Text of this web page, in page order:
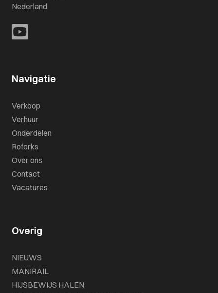
Nederland
Navigatie
Verkoop
Verhuur
Onderdelen
Roforks
Over ons
Contact
Vacatures
Overig
NIEUWS
MANIRAIL
HIJSBEWIJS HALEN